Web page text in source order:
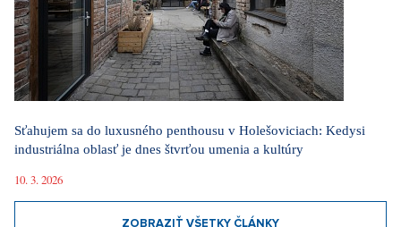
Sťahujem sa do luxusného penthousu v Holešoviciach: Kedysi
industriálna oblasť je dnes štvrťou umenia a kultúry
10. 3. 2026
ZOBRAZIŤ VŠETKY ČLÁNKY